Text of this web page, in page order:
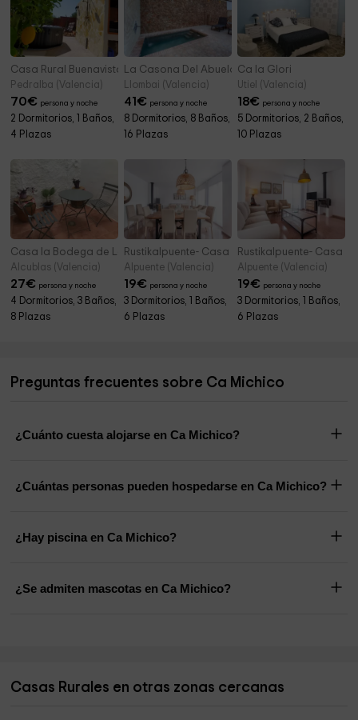
Casa Rural Buenavista Pedralba
Pedralba (Valencia)
70€ persona y noche
2 Dormitorios, 1 Baños,
4 Plazas
La Casona Del Abuelo Enrique
Llombai (Valencia)
41€ persona y noche
8 Dormitorios, 8 Baños,
16 Plazas
Ca la Glori
Utiel (Valencia)
18€ persona y noche
5 Dormitorios, 2 Baños,
10 Plazas
Casa la Bodega de Lola
Alcublas (Valencia)
27€ persona y noche
4 Dormitorios, 3 Baños,
8 Plazas
Rustikalpuente- Casa de la Cultura I
Alpuente (Valencia)
19€ persona y noche
3 Dormitorios, 1 Baños,
6 Plazas
Rustikalpuente- Casa
Alpuente (Valencia)
19€ persona y noche
3 Dormitorios, 1 Baños,
6 Plazas
Preguntas frecuentes sobre Ca Michico
¿Cuánto cuesta alojarse en Ca Michico?
¿Cuántas personas pueden hospedarse en Ca Michico?
¿Hay piscina en Ca Michico?
¿Se admiten mascotas en Ca Michico?
Casas Rurales en otras zonas cercanas